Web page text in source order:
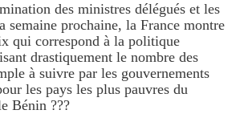
des ministres délégués et les
semaine prochaine, la France montre
qui correspond à la politique
drastiquement le nombre des
à suivre par les gouvernements
les pays les plus pauvres du
Bénin ???